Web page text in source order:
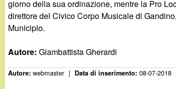
giorno della sua ordinazione, mentre la Pro
direttore del Civico Corpo Musicale di
Municipio.
Autore:Giambattista Gherardi
Autore:webmaster | Data di inserimento:08-07-2018